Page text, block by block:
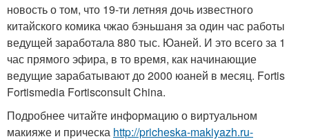
новость о том, что 19-ти летняя дочь известного
китайского комика чжао бэньшаня за один час работы
ведущей заработала 880 тыс. Юаней. И это всего за 1
час прямого эфира, в то время, как начинающие
ведущие зарабатывают до 2000 юаней в месяц. Fortis
Fortismedia Fortisconsult China.
Подробнее читайте информацию о виртуальном
макияже и прическа http://pricheska-makiyazh.ru-